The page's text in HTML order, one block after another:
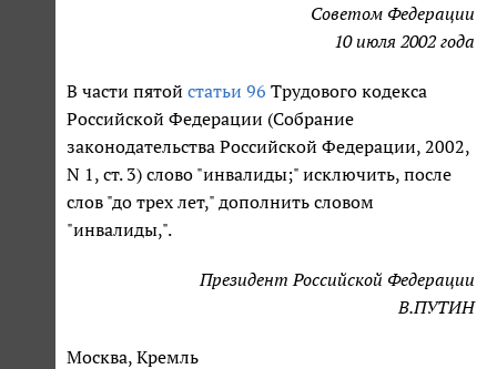
Советом Федерации
10 июля 2002 года
В части пятой статьи 96 Трудового кодекса
Российской Федерации (Собрание
законодательства Российской Федерации, 2002,
N 1, ст. 3) слово "инвалиды;" исключить, после
слов "до трех лет," дополнить словом
"инвалиды,".
Президент Российской Федерации
В.ПУТИН
Москва, Кремль